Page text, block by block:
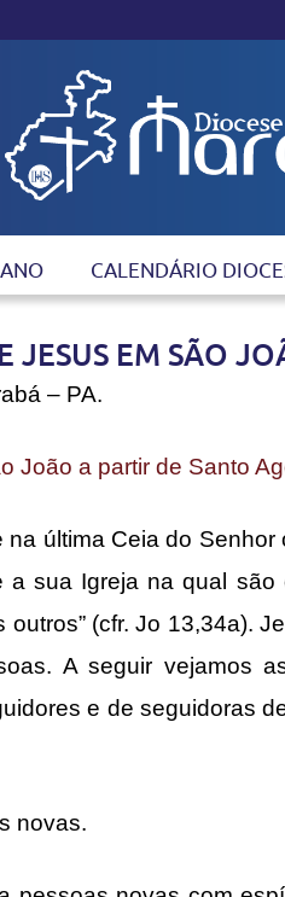
CALENDÁRIO
EM SÃO
– PA.
João a partir de Santo
última Ceia do
sua Igreja na qual
(cfr. Jo 13,34a).
A seguir vejamos
e de seguidoras
novas.